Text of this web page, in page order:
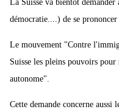
La Suisse va bientôt demander
démocratie....) de se
Le mouvement "Contre
Suisse les pleins pouvoirs
autonome".
Cette demande concerne